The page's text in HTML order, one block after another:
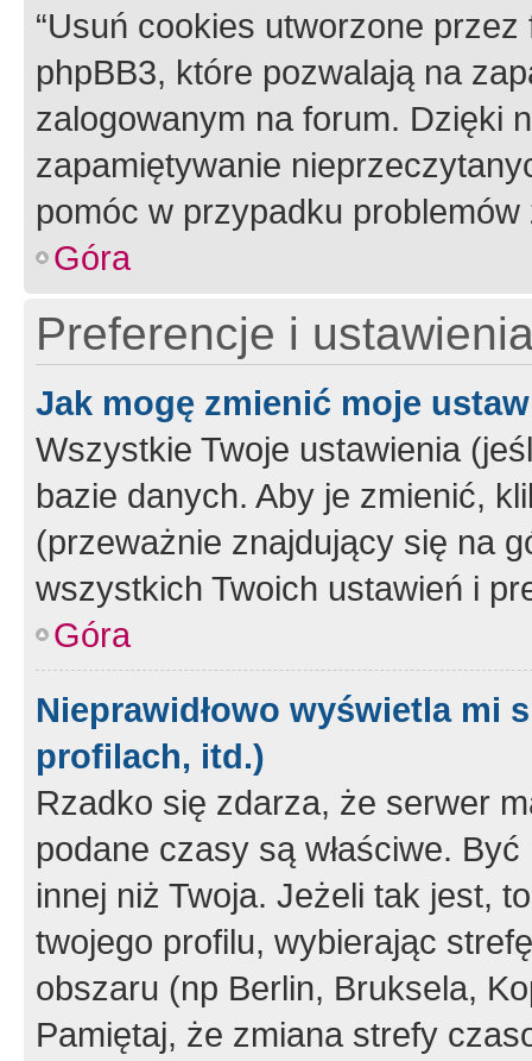
“Usuń cookies utworzone
phpBB3, które pozwalają na
zalogowanym na forum. Dzięki
zapamiętywanie
pomóc w przypadku
Góra
Preferencje i
Jak mogę zmienić moje
Wszystkie Twoje ustawienia
bazie danych. Aby je zmienić,
(przeważnie znajdujący się na
wszystkich Twoich ustawień i
Góra
Nieprawidłowo wyświetla mi
profilach, itd.)
Rzadko się zdarza, że serwer
podane czasy są właściwe.
innej niż Twoja. Jeżeli tak jest,
twojego profilu, wybierając
obszaru (np Berlin, Bruksela,
Pamiętaj, że zmiana strefy